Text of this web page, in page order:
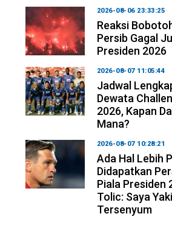
2026-08-06 23:33:25
Reaksi
Persib Gagal
Presiden 2026
2026-08-07 11:05:44
Jadwal
Dewata
2026, Kapan
Mana?
2026-08-07 10:28:21
Ada Hal Lebih
Didapatkan
Piala Presiden
Tolic: Saya
Tersenyum